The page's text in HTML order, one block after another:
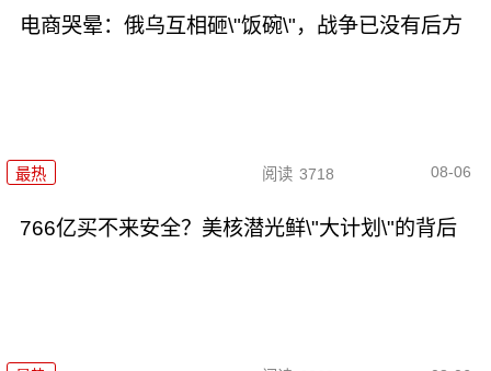
电商哭晕：俄乌互相砸\"饭碗\"，战争已没有后方
最热 阅读 3718 08-06
766亿买不来安全？美核潜光鲜\"大计划\"的背后